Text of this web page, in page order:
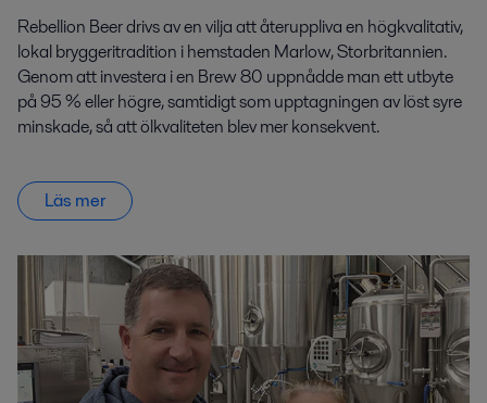
Rebellion Beer drivs av en vilja att återuppliva en högkvalitativ,
lokal bryggeritradition i hemstaden Marlow, Storbritannien.
Genom att investera i en Brew 80 uppnådde man ett utbyte
på 95 % eller högre, samtidigt som upptagningen av löst syre
minskade, så att ölkvaliteten blev mer konsekvent.
Läs mer